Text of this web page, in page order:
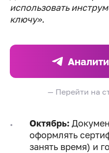
использовать
ключу».
— Перейти на
Октябрь:
оформлять
занять время) и